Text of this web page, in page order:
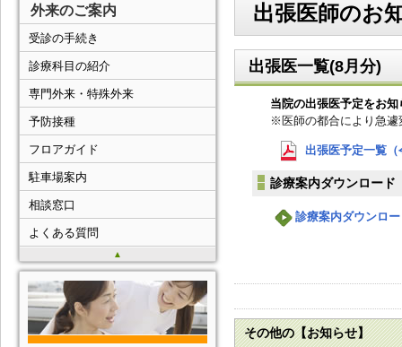
出張医師のお
出張医一覧(8月分)
当院の出張医予定をお
※医師の都合により急遽
出張医予定一覧
診療案内ダウンロード
診療案内ダウンロ
その他の【お知らせ】
外来のご案内
▲
受診の手続き
診療科目の紹介
専門外来・特殊外来
予防接種
フロアガイド
駐車場案内
相談窓口
よくある質問